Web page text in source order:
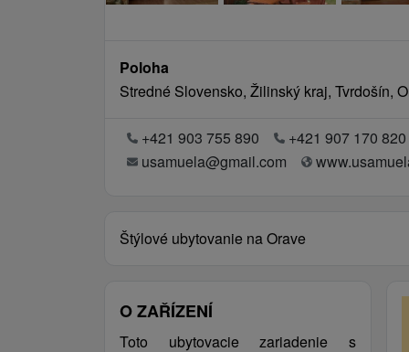
Poloha
Stredné Slovensko, Žilinský kraj, Tvrdošín,
+421 903 755 890
+421 907 170 820
usamuela@gmail.com
Štýlové ubytovanie na Orave
O ZAŘÍZENÍ
Toto ubytovacie zariadenie s